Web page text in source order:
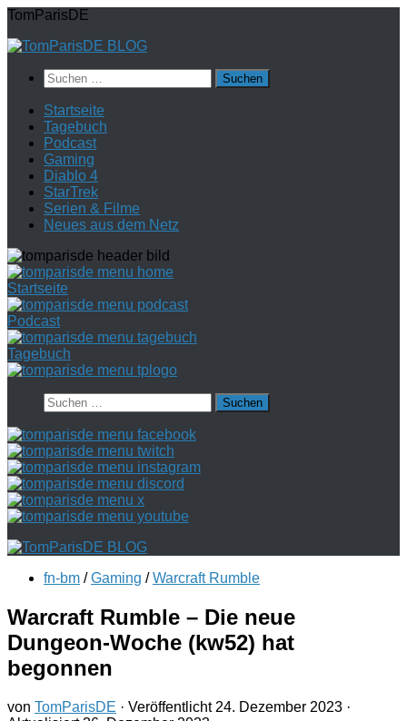
Zum
springen
TomParisDE
Suchen
nach:
Startseite
Tagebuch
Podcast
Gaming
Diablo 4
StarTrek
Serien & Filme
Neues aus dem Netz
Startseite
Podcast
Tagebuch
Suchen
nach:
fn-bm / Gaming / Warcraft Rumble
Warcraft Rumble – Die neue
Dungeon-Woche (kw52) hat
begonnen
von TomParisDE · Veröffentlicht 24. Dezember 2023 ·